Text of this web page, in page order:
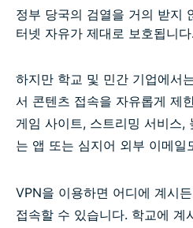
정부 당국의 검열을 거의 받지
터넷 자유가 제대로 보호됩니
하지만 학교 및 민간 기업에서
서 콘텐츠 접속을 자유롭게 제
게임 사이트, 스트리밍 서비스,
는 앱 또는 심지어 외부 이메일
VPN을 이용하면 어디에 계시
접속할 수 있습니다. 학교에 계